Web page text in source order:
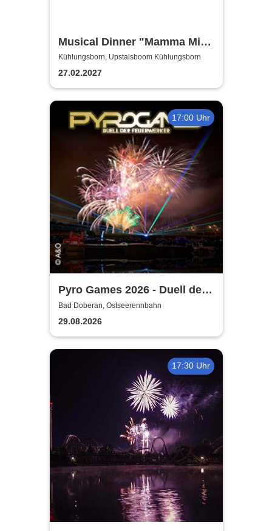
Musical Dinner "Mamma Mia
Special"
Kühlungsborn, Upstalsboom Kühlungsborn
27.02.2027
17:00 Uhr
Pyro Games 2026 - Duell der
Feuerwerker
Bad Doberan, Ostseerennbahn
29.08.2026
17:30 Uhr